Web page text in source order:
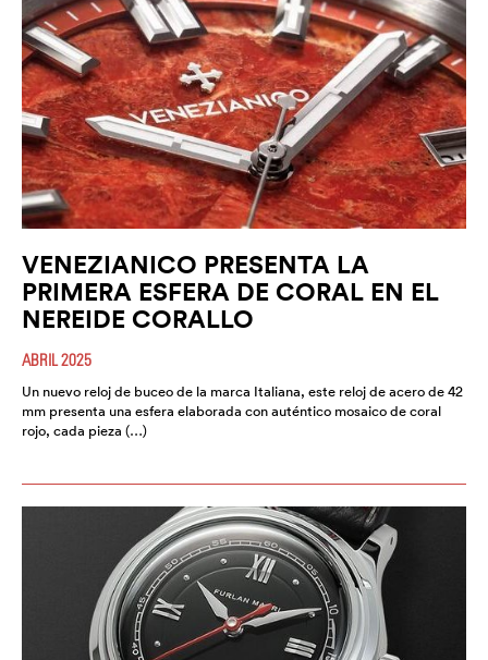
VENEZIANICO PRESENTA LA
PRIMERA ESFERA DE CORAL EN EL
NEREIDE CORALLO
ABRIL 2025
Un nuevo reloj de buceo de la marca Italiana, este reloj de acero de 42
mm presenta una esfera elaborada con auténtico mosaico de coral
rojo, cada pieza (…)